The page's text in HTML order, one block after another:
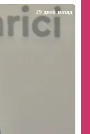
29 дней назад